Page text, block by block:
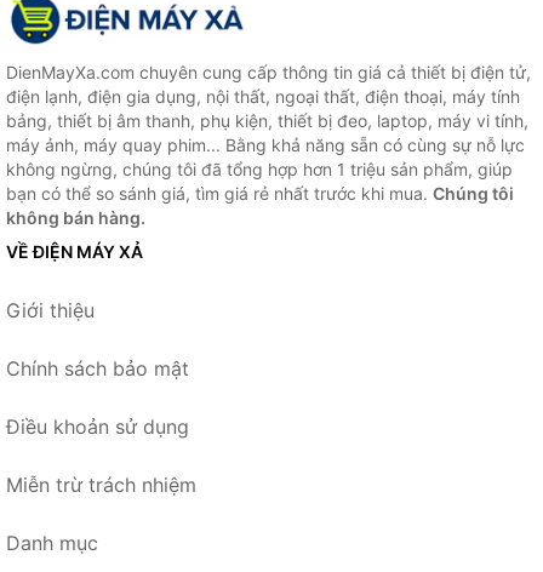
DienMayXa.com chuyên cung cấp thông tin giá cả thiết bị điện tử,
điện lạnh, điện gia dụng, nội thất, ngoại thất, điện thoại, máy tính
bảng, thiết bị âm thanh, phụ kiện, thiết bị đeo, laptop, máy vi tính,
máy ảnh, máy quay phim... Bằng khả năng sẵn có cùng sự nỗ lực
không ngừng, chúng tôi đã tổng hợp hơn 1 triệu sản phẩm, giúp
bạn có thể so sánh giá, tìm giá rẻ nhất trước khi mua. Chúng tôi
không bán hàng.
VỀ ĐIỆN MÁY XẢ
Giới thiệu
Chính sách bảo mật
Điều khoản sử dụng
Miễn trừ trách nhiệm
Danh mục